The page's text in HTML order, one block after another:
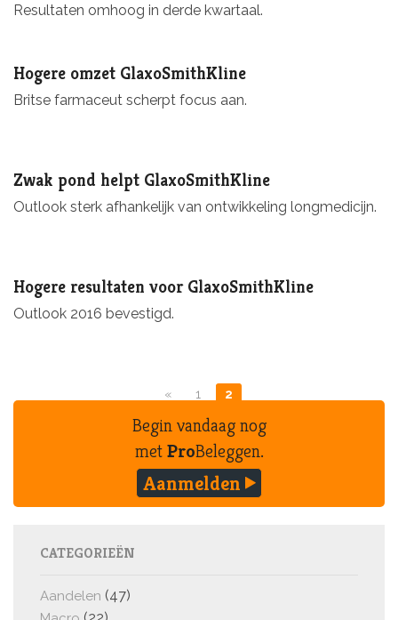
Resultaten omhoog in derde kwartaal.
Hogere omzet GlaxoSmithKline
Britse farmaceut scherpt focus aan.
Zwak pond helpt GlaxoSmithKline
Outlook sterk afhankelijk van ontwikkeling longmedicijn.
Hogere resultaten voor GlaxoSmithKline
Outlook 2016 bevestigd.
« 1 2
Begin vandaag nog
metProBeleggen.
Aanmelden
CATEGORIEËN
Aandelen (47)